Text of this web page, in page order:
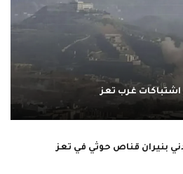
بنيران قناص حوثي في تعز